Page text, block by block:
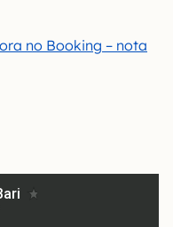
no Booking – nota